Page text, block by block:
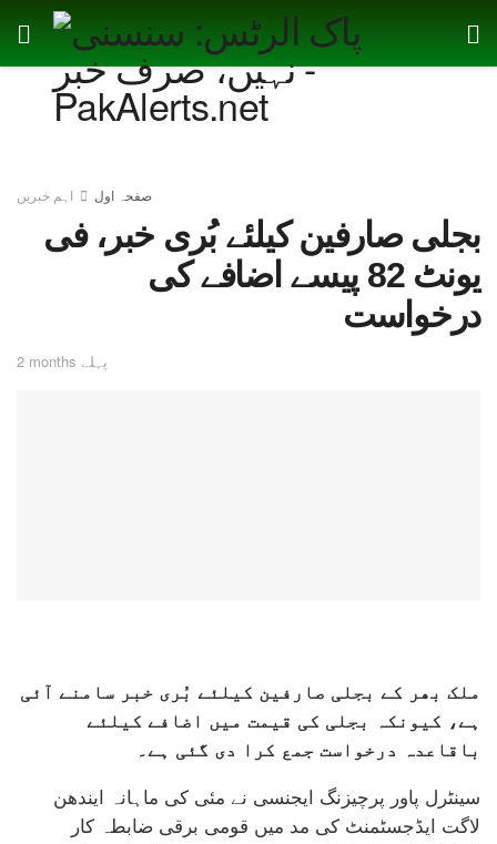
صفحہ اول اہم خبریں
بجلی صارفین کیلئے بُری خبر، فی
یونٹ 82 پیسے اضافے کی
درخواست
2 months پہلے
ملک بھر کے بجلی صارفین کیلئے بُری خبر سامنے آئی
ہے، کیونکہ بجلی کی قیمت میں اضافے کیلئے
باقاعدہ درخواست جمع کرا دی گئی ہے۔
سینٹرل پاور پرچیزنگ ایجنسی نے مئی کی ماہانہ ایندھن
لاگت ایڈجسٹمنٹ کی مد میں قومی برقی ضابطہ کار